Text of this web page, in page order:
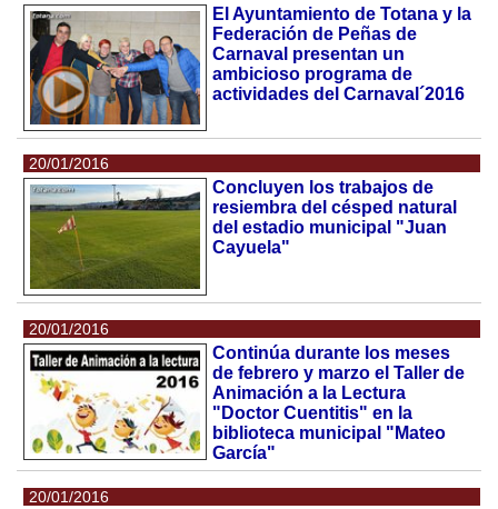
El Ayuntamiento de Totana y la
Federación de Peñas de
Carnaval presentan un
ambicioso programa de
actividades del Carnaval´2016
20/01/2016
Concluyen los trabajos de
resiembra del césped natural
del estadio municipal "Juan
Cayuela"
20/01/2016
Continúa durante los meses
de febrero y marzo el Taller de
Animación a la Lectura
"Doctor Cuentitis" en la
biblioteca municipal "Mateo
García"
20/01/2016